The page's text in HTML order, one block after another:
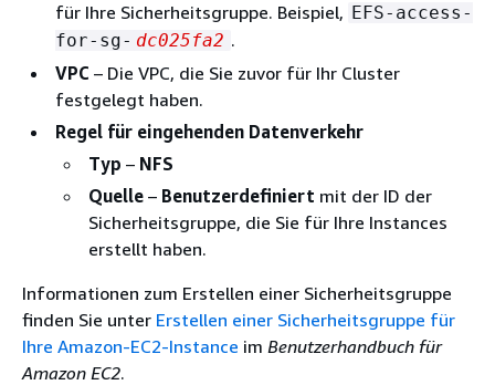
für Ihre Sicherheitsgruppe. Beispiel, EFS-access-
for-sg- dc025fa2 .
VPC – Die VPC, die Sie zuvor für Ihr Cluster
festgelegt haben.
Regel für eingehenden Datenverkehr
Typ – NFS
Quelle – Benutzerdefiniert mit der ID der
Sicherheitsgruppe, die Sie für Ihre Instances
erstellt haben.
Informationen zum Erstellen einer Sicherheitsgruppe
finden Sie unter Erstellen einer Sicherheitsgruppe für
Ihre Amazon-EC2-Instance im Benutzerhandbuch für
Amazon EC2.